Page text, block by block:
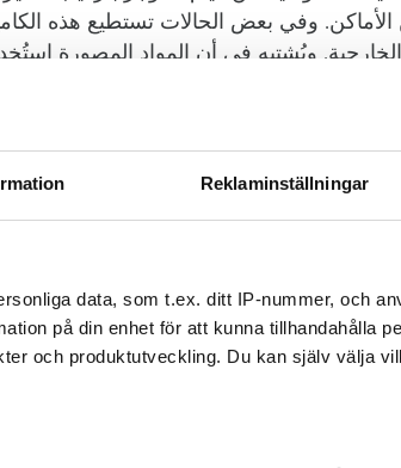
Reklaminställningar
data, som t.ex. ditt IP-nummer, och
på din enhet för att kunna tillhandahålla
och produktutveckling. Du kan själv välja
وفي بعض الحالات تستطيع هذه
ويُشتبه في أن المواد المصورة
كأساس لمطالبات مالية.
بلاغات ضد «ليلشيبو» إلى عدة جهات
غير قانونية، إضافة إلى تشققات في
وانكشاف قضبان التسليح، ونواقص
ضغط المياه وبرودة الشقق والرطوبة
ضد الشركة، على سبيل المثال فيما يتعلق
جمعية المستأجرين بمنطقة ستوكهولم:
العقارات. وقد حاولنا التواصل مع الشركة